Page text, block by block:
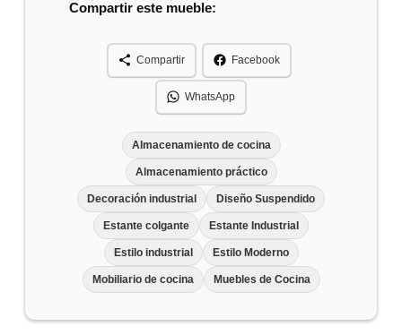
Compartir este mueble:
Compartir Facebook
WhatsApp
Almacenamiento de cocina
Almacenamiento práctico
Decoración industrial Diseño Suspendido
Estante colgante Estante Industrial
Estilo industrial Estilo Moderno
Mobiliario de cocina Muebles de Cocina